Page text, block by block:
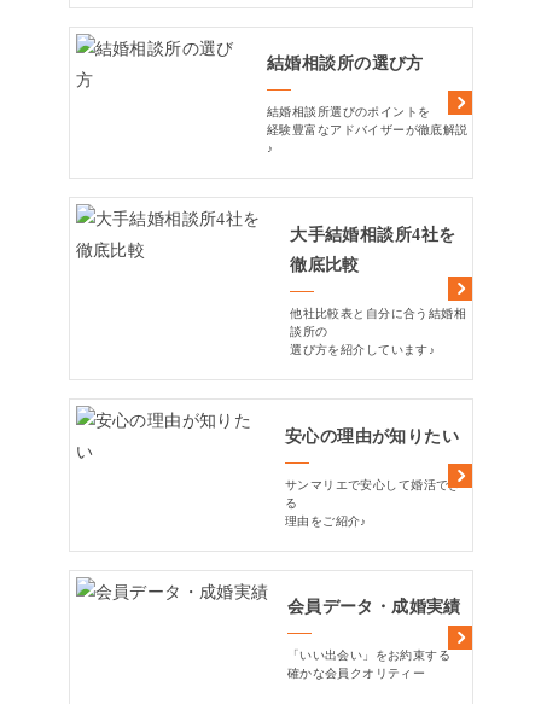
結婚相談所の選び方
結婚相談所選びのポイントを
経験豊富なアドバイザーが徹底解説
♪
大手結婚相談所4社を
徹底比較
他社比較表と自分に合う結婚相
談所の
選び方を紹介しています♪
安心の理由が知りたい
サンマリエで安心して婚活でき
る
理由をご紹介♪
会員データ・成婚実績
「いい出会い」をお約束する
確かな会員クオリティー